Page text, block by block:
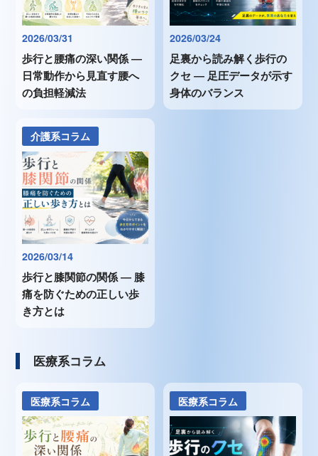
2026/03/31
歩行と腰痛の深い関係 ―
日常動作から見直す腰へ
の負担軽減法
2026/03/24
足裏から読み解く歩行の
クセ ― 足圧データが示す
身体のバランス
介護系コラム
2026/03/14
歩行と膝関節の関係 ― 膝
痛を防ぐための正しい歩
き方とは
医療系コラム
医療系コラム 医療系コラム